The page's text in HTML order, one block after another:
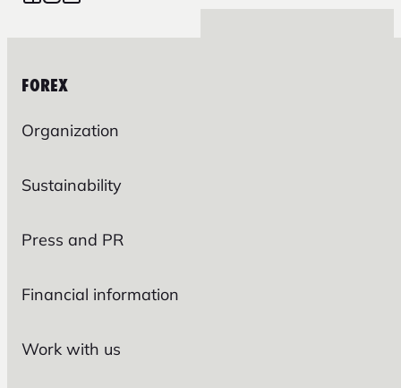
FOREX
Organization
Sustainability
Press and PR
Financial information
Work with us